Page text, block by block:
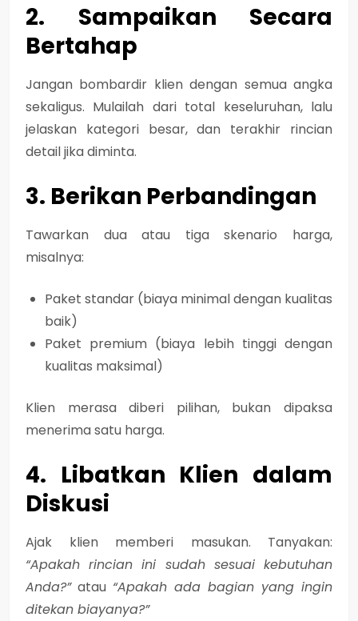
2. Sampaikan Secara
Bertahap
Jangan bombardir klien dengan semua angka
sekaligus. Mulailah dari total keseluruhan, lalu
jelaskan kategori besar, dan terakhir rincian
detail jika diminta.
3. Berikan Perbandingan
Tawarkan dua atau tiga skenario harga,
misalnya:
Paket standar (biaya minimal dengan kualitas
baik)
Paket premium (biaya lebih tinggi dengan
kualitas maksimal)
Klien merasa diberi pilihan, bukan dipaksa
menerima satu harga.
4. Libatkan Klien dalam
Diskusi
Ajak klien memberi masukan. Tanyakan:
“Apakah rincian ini sudah sesuai kebutuhan
Anda?”atau “Apakah ada bagian yang ingin
ditekan biayanya?”